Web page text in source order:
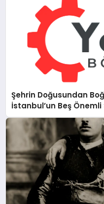
Şehrin Doğusundan
İstanbul’un Beş
Deneyimi